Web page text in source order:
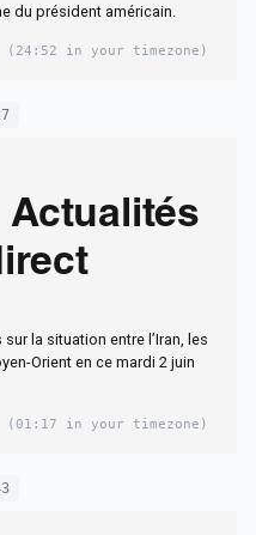
du président américain.
(24:52 in your timezone)
Actualités
la situation entre l’Iran, les
Orient en ce mardi 2 juin
(01:17 in your timezone)